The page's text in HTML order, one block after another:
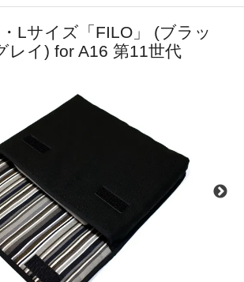
Lサイズ「FILO」 (ブラッ
レイ) for A16 第11世代